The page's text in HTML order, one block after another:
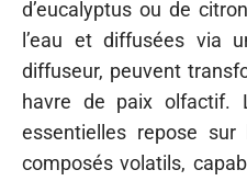
d’eucalyptus ou de
l’eau et diffusées via
diffuseur, peuvent
havre de paix olfactif.
essentielles repose
composés volatils,